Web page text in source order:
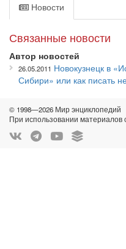
Новости
Связанные новости
Автор новостей
26.05.2011 Новокузнецк в
Сибири» или как писать
© 1998—2026 Мир энциклопедий
При использовании материалов